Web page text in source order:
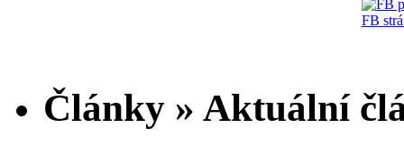
FB
Články » Aktuální